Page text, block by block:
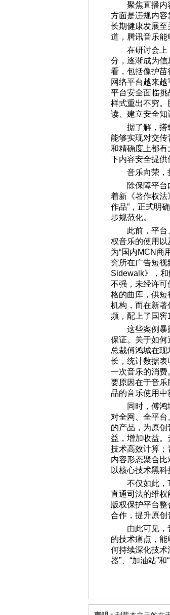
聚焦直播内
方面是违规内
长期健康发展
道，腾讯音乐能
在研讨会上
分，逐渐成为
看，包括像护
网络平台越来
平台安全面临
样式重出不穷
读、建立安全知
据了解，搭
能够实现对交
和精确度上都
下内容安全提供
音乐向荣，
除保障平
着新《著作权法
作品”，正式明
步规范化。
此前，平
权音乐的使用
为“国内MCN商
究所在广告短
Sidewalk》，
不强，未经许
格的曲库，供
机构，而在新
频，配上了国窖
这些案例暴
保证。关于如何
总裁傅鸿城在
长，统计数据
一次音乐的消
要原因在于音
品的音乐使用中
同时，傅
对全网、全平
的产品，为原
益，增加收益
技术高效计算
内容形态聚合比
以核心技术黑科
不仅如此，
直通司法的维
版权保护平台
合作，提升原创
由此可见
的技术痛点，
何持续深化技术
器”、“加油站”